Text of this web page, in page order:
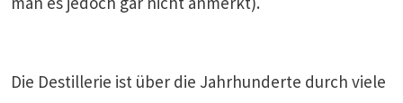
Die Destillerie ist über die Jahrhunderte durch viele